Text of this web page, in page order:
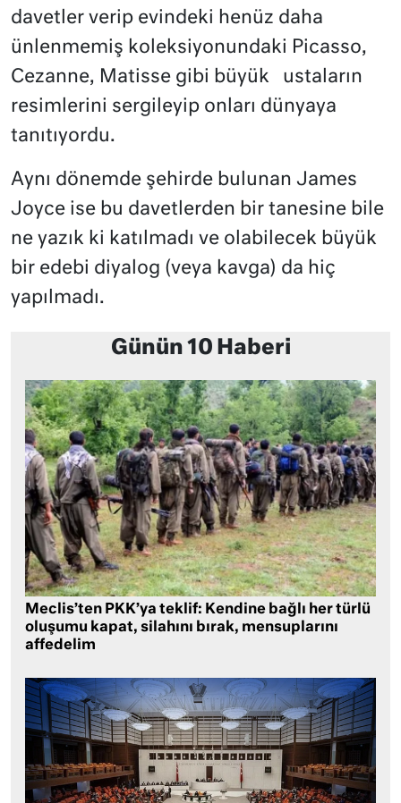
davetler verip evindeki henüz daha
ünlenmemiş koleksiyonundaki Picasso,
Cezanne, Matisse gibi büyük
ustaların
resimlerini sergileyip onları dünyaya
tanıtıyordu.
Aynı dönemde şehirde bulunan James
Joyce ise bu davetlerden bir tanesine bile
ne yazık ki katılmadı ve olabilecek büyük
bir edebi diyalog (veya kavga) da hiç
yapılmadı.
Günün 10 Haberi
Meclis’ten PKK’ya teklif: Kendine bağlı her türlü
oluşumu kapat, silahını bırak, mensuplarını
affedelim